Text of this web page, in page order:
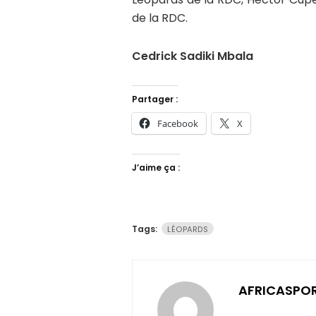
de la RDC.
Cedrick Sadiki Mbala
Partager :
Facebook X
J’aime ça :
Tags: LÉOPARDS